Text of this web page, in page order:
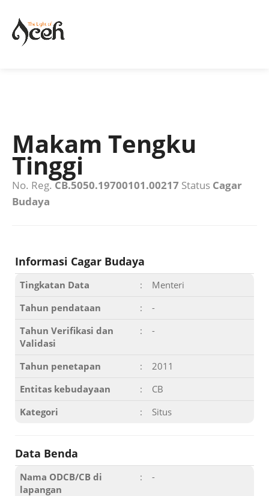
Makam Tengku
Tinggi
No. Reg.CB.5050.19700101.00217 Status Cagar
Budaya
Informasi Cagar Budaya
Tingkatan Data :
Menteri
Tahun pendataan
:
-
Tahun Verifikasi dan
Validasi
: -
Tahun penetapan :
2011
Entitas kebudayaan
:
CB
Kategori
: Situs
Data Benda
Nama ODCB/CB di
lapangan
: -